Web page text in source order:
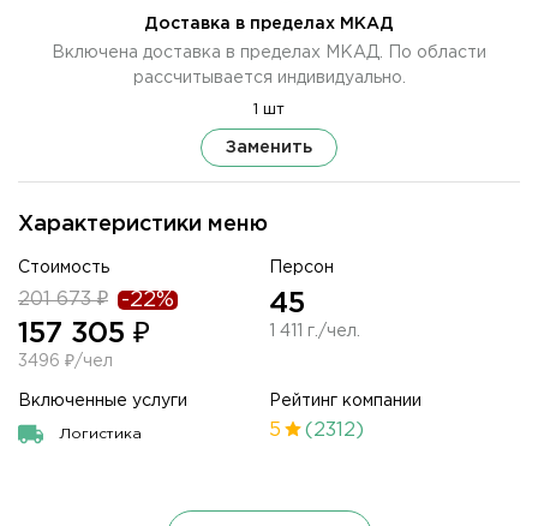
Характеристики меню
Стоимость
201 673 ₽ -22%
157 305 ₽
3496 ₽/чел
Персон
45
1 411 г./чел.
Включенные услуги
Логистика
Рейтинг компании
5 (2312)
Доставка в пределах МКАД
Включена доставка в пределах МКАД. По области
рассчитывается индивидуально.
1 шт
Заменить